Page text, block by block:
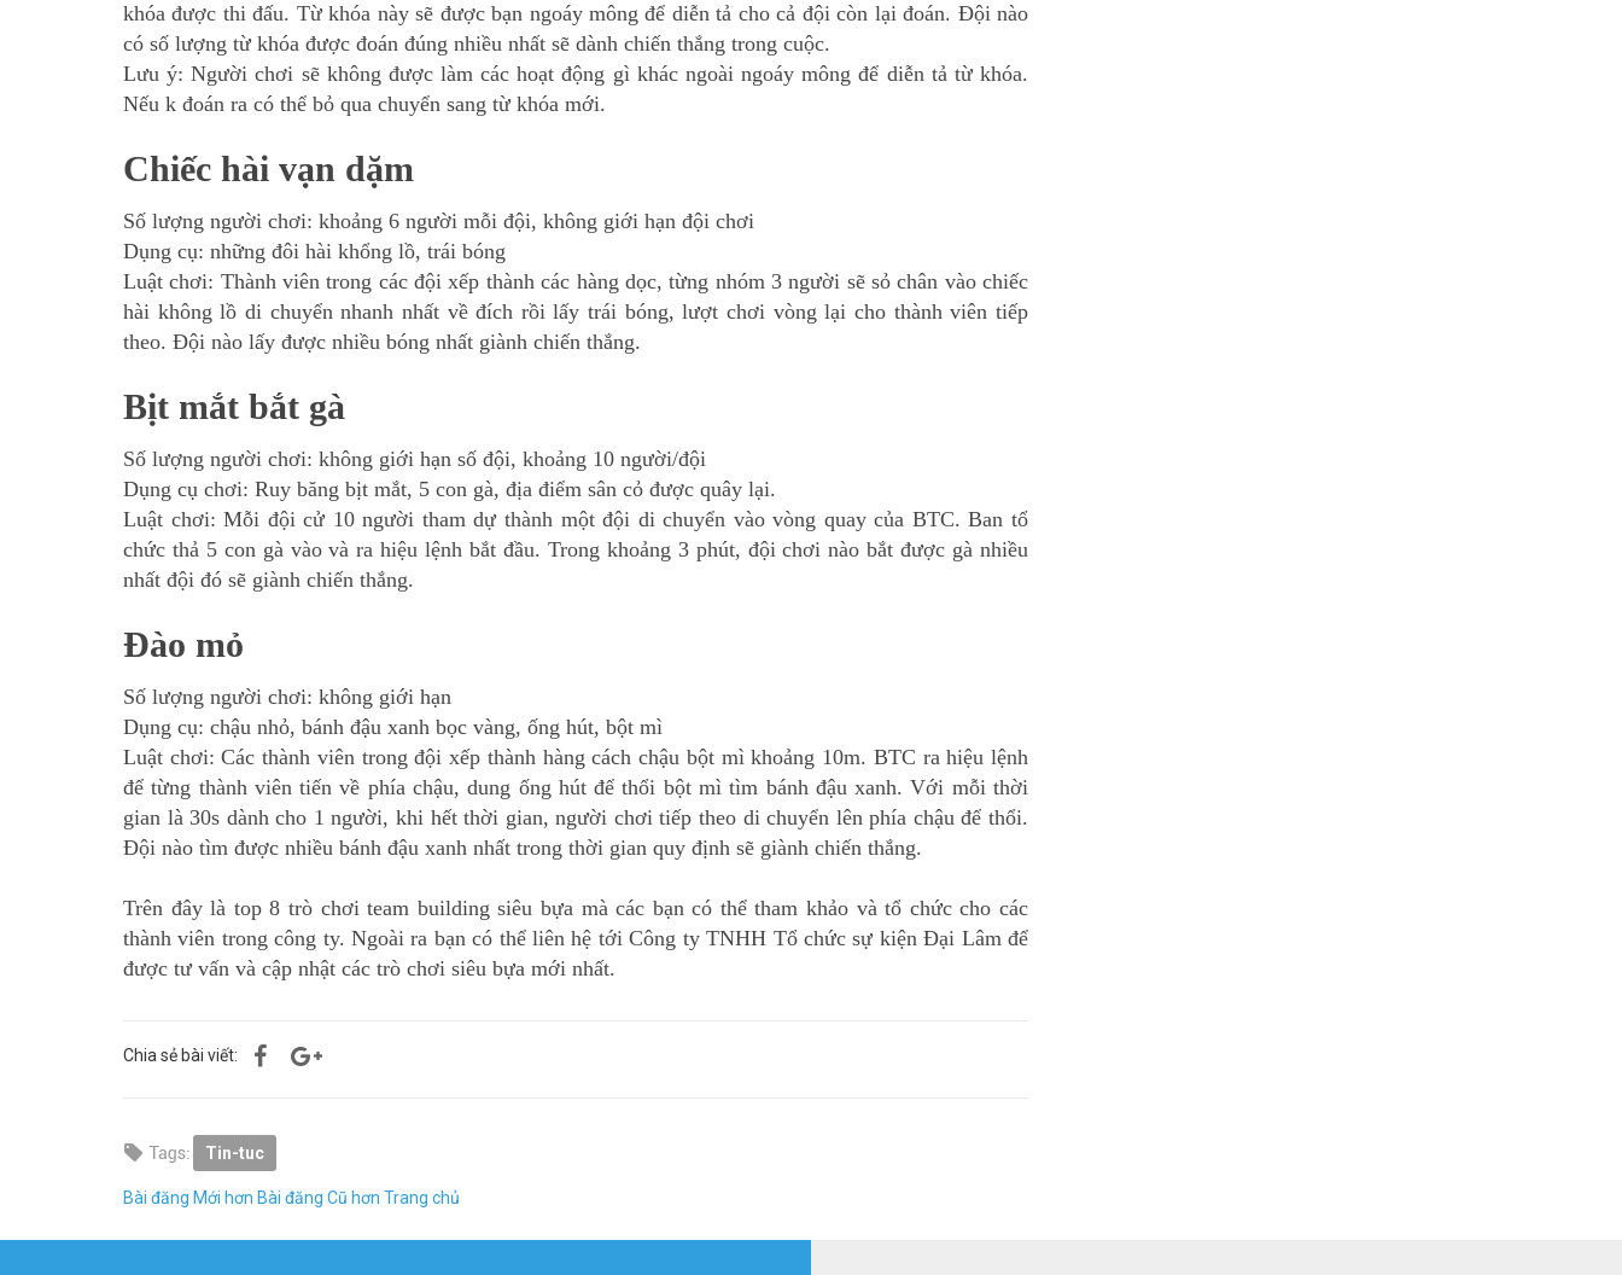
khóa được thi đấu. Từ khóa này sẽ được bạn ngoáy mông để diễn tả cho cả đội còn lại đoán. Đội nào
có số lượng từ khóa được đoán đúng nhiều nhất sẽ dành chiến thắng trong cuộc.
Lưu ý: Người chơi sẽ không được làm các hoạt động gì khác ngoài ngoáy mông để diễn tả từ khóa.
Nếu k đoán ra có thể bỏ qua chuyển sang từ khóa mới.
Chiếc hài vạn dặm
Số lượng người chơi: khoảng 6 người mỗi đội, không giới hạn đội chơi
Dụng cụ: những đôi hài khổng lồ, trái bóng
Luật chơi: Thành viên trong các đội xếp thành các hàng dọc, từng nhóm 3 người sẽ sỏ chân vào chiếc
hài không lồ di chuyển nhanh nhất về đích rồi lấy trái bóng, lượt chơi vòng lại cho thành viên tiếp
theo. Đội nào lấy được nhiều bóng nhất giành chiến thắng.
Bịt mắt bắt gà
Số lượng người chơi: không giới hạn số đội, khoảng 10 người/đội
Dụng cụ chơi: Ruy băng bịt mắt, 5 con gà, địa điểm sân cỏ được quây lại.
Luật chơi: Mỗi đội cử 10 người tham dự thành một đội di chuyển vào vòng quay của BTC. Ban tổ
chức thả 5 con gà vào và ra hiệu lệnh bắt đầu. Trong khoảng 3 phút, đội chơi nào bắt được gà nhiều
nhất đội đó sẽ giành chiến thắng.
Đào mỏ
Số lượng người chơi: không giới hạn
Dụng cụ: chậu nhỏ, bánh đậu xanh bọc vàng, ống hút, bột mì
Luật chơi: Các thành viên trong đội xếp thành hàng cách chậu bột mì khoảng 10m. BTC ra hiệu lệnh
để từng thành viên tiến về phía chậu, dung ống hút để thổi bột mì tìm bánh đậu xanh. Với mỗi thời
gian là 30s dành cho 1 người, khi hết thời gian, người chơi tiếp theo di chuyển lên phía chậu để thổi.
Đội nào tìm được nhiều bánh đậu xanh nhất trong thời gian quy định sẽ giành chiến thắng.
Trên đây là top 8 trò chơi team building siêu bựa mà các bạn có thể tham khảo và tổ chức cho các
thành viên trong công ty. Ngoài ra bạn có thể liên hệ tới Công ty TNHH Tổ chức sự kiện Đại Lâm để
được tư vấn và cập nhật các trò chơi siêu bựa mới nhất.
Chia sẻ bài viết:
Tin-tuc
Bài đăng Mới hơn Bài đăng Cũ hơn Trang chủ